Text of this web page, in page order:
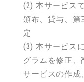
(2) 本サービス
頒布、貸与、第
定
(3) 本サービス
グラムを修正
サービスの作成